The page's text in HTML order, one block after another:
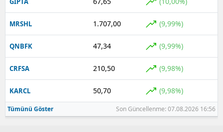
MRSHL 1.707,00 (9,99%)
QNBFK 47,34 (9,99%)
CRFSA 210,50 (9,98%)
KARCL 50,70 (9,98%)
Tümünü Göster Son Güncellenme: 07.08.2026 16:56